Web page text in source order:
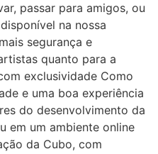
passar para amigos, ou
na nossa
segurança e
quanto para a
exclusividade Como
e uma boa experiência
do desenvolvimento da
em um ambiente online
da Cubo, com